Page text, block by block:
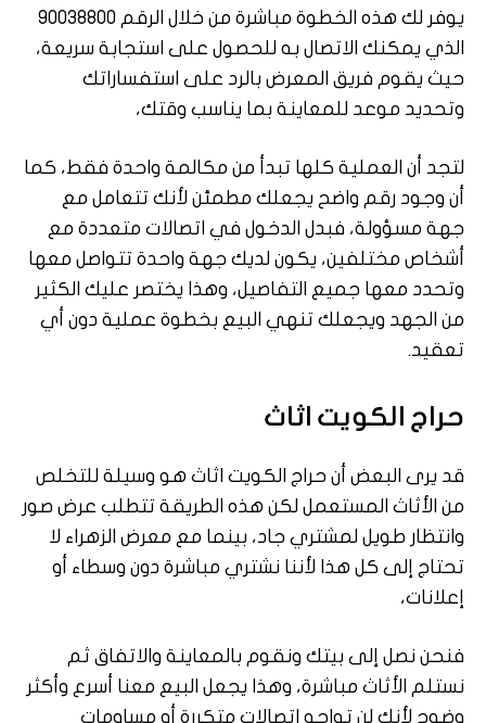
يوفر لك هذه الخطوة مباشرة من خلال الرقم 90038800
الذي يمكنك الاتصال به للحصول على استجابة سريعة،
حيث يقوم فريق المعرض بالرد على استفساراتك
وتحديد موعد للمعاينة بما يناسب وقتك،
لتجد أن العملية كلها تبدأ من مكالمة واحدة فقط، كما
أن وجود رقم واضح يجعلك مطمئن لأنك تتعامل مع
جهة مسؤولة، فبدل الدخول في اتصالات متعددة مع
أشخاص مختلفين، يكون لديك جهة واحدة تتواصل معها
وتحدد معها جميع التفاصيل، وهذا يختصر عليك الكثير
من الجهد ويجعلك تنهي البيع بخطوة عملية دون أي
تعقيد.
حراج الكويت اثاث
قد يرى البعض أن حراج الكويت اثاث هو وسيلة للتخلص
من الأثاث المستعمل لكن هذه الطريقة تتطلب عرض صور
وانتظار طويل لمشتري جاد، بينما مع معرض الزهراء لا
تحتاج إلى كل هذا لأننا نشتري مباشرة دون وسطاء أو
إعلانات،
فنحن نصل إلى بيتك ونقوم بالمعاينة والاتفاق ثم
نستلم الأثاث مباشرة، وهذا يجعل البيع معنا أسرع وأكثر
وضوح لأنك لن تواجه اتصالات متكررة أو مساومات